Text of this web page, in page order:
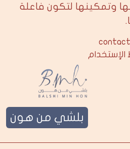
وتمكينها لتكون فاعلة
بلشي من هون